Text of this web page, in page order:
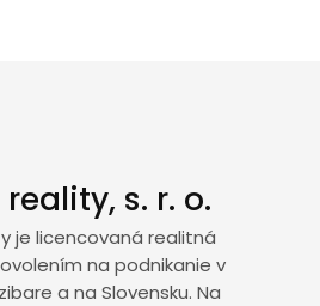
reality, s. r. o.
je licencovaná realitná
na podnikanie v
a na Slovensku. Na